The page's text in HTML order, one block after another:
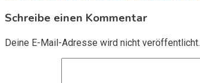
Schreibe einen Kommentar
Deine E-Mail-Adresse wird nicht veröffentlicht.